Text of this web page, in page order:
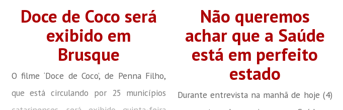
Doce de Coco será
exibido em
Brusque
O filme ‘Doce de Coco’, de Penna Filho,
que está circulando por 25 municípios
Não queremos
achar que a Saúde
está em perfeito
estado
Durante entrevista na manhã de hoje (4)